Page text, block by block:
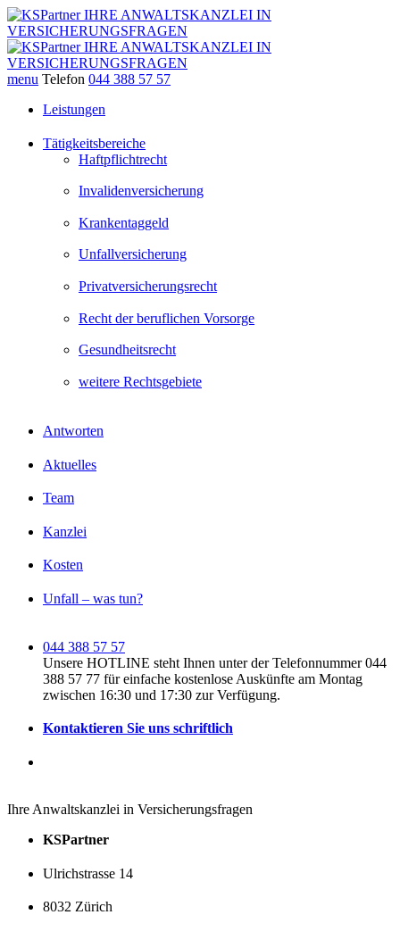
menu Telefon 044 388 57 57
Leistungen
Tätigkeitsbereiche
Haftpflichtrecht
Invalidenversicherung
Krankentaggeld
Unfallversicherung
Privatversicherungsrecht
Recht der beruflichen Vorsorge
Gesundheitsrecht
weitere Rechtsgebiete
Antworten
Aktuelles
Team
Kanzlei
Kosten
Unfall – was tun?
044 388 57 57
Unsere HOTLINE steht Ihnen unter der Telefonnummer 044
388 57 77 für einfache kostenlose Auskünfte am Montag
zwischen 16:30 und 17:30 zur Verfügung.
Kontaktieren Sie uns schriftlich
Ihre Anwaltskanzlei in Versicherungsfragen
KSPartner
Ulrichstrasse 14
8032 Zürich